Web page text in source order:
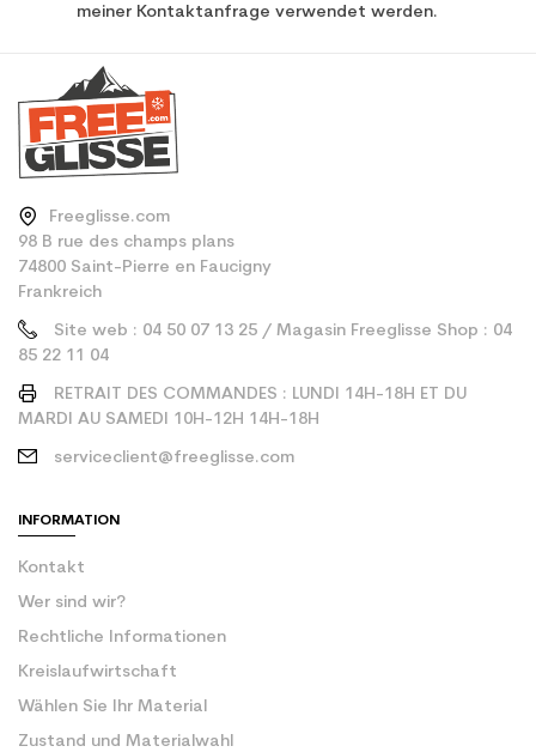
meiner Kontaktanfrage verwendet werden.
Freeglisse.com
98 B rue des champs plans
74800 Saint-Pierre en Faucigny
Frankreich
Site web : 04 50 07 13 25 / Magasin Freeglisse Shop : 04
85 22 11 04
RETRAIT DES COMMANDES : LUNDI 14H-18H ET DU
MARDI AU SAMEDI 10H-12H 14H-18H
serviceclient@freeglisse.com
INFORMATION
Kontakt
Wer sind wir?
Rechtliche Informationen
Kreislaufwirtschaft
Wählen Sie Ihr Material
Zustand und Materialwahl